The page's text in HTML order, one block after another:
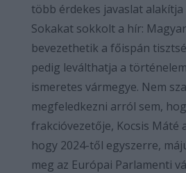
több érdekes javaslat
Sokakat sokkolt a hír:
bevezethetik a főispán
pedig leválthatja a
ismeretes vármegye. Nem
megfeledkezni arról sem,
frakcióvezetője, Kocsis Máté
hogy 2024-től egyszerre,
meg az Európai Parlamenti